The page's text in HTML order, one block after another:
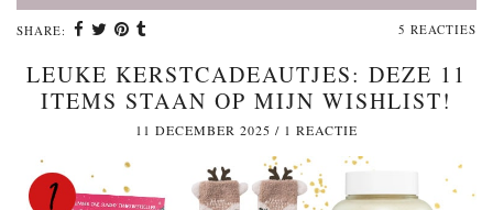
SHARE: 5 REACTIES
LEUKE KERSTCADEAUTJES: DEZE 11
ITEMS STAAN OP MIJN WISHLIST!
11 DECEMBER 2025 / 1 REACTIE